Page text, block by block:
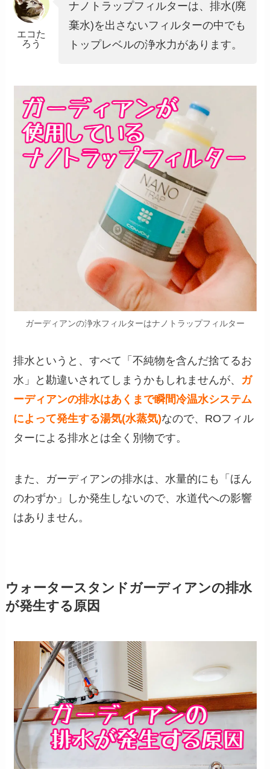
エコた
ろう
ナノトラップフィルターは、排水(廃
棄水)を出さないフィルターの中でも
トップレベルの浄水力があります。
ガーディアンの浄水フィルターはナノトラップフィルター
排水というと、すべて「不純物を含んだ捨てるお
水」と勘違いされてしまうかもしれませんが、 ガ
ーディアンの排水はあくまで瞬間冷温水システム
によって発生する湯気(水蒸気)なので、ROフィル
ターによる排水とは全く別物です。
また、ガーディアンの排水は、水量的にも「ほん
のわずか」しか発生しないので、水道代への影響
はありません。
ウォータースタンドガーディアンの排水
が発生する原因